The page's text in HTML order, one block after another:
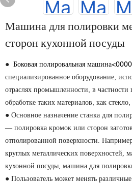
Машина для полировки
сторон кухонной посуды
● Боковая полировальная
специализированное оборудование,
отраслях промышленности, в частности
обработке таких материалов, как
● Основное назначение станка для
— полировка кромок или сторон
отполированной поверхности.
круглых металлических поверхностей,
кухонной посуды, машина для
● Пользователь может менять